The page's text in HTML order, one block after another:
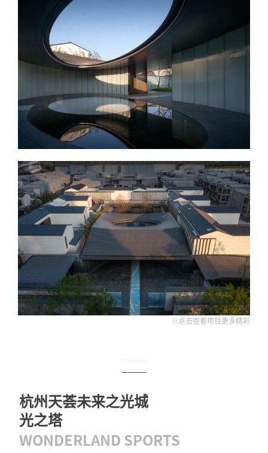
※点击查看项目更多精彩
杭州天荟未来之光城
光之塔
WONDERLAND SPORTS